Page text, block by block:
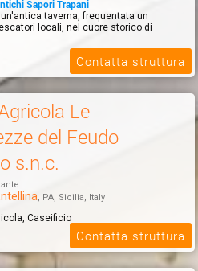
Sapori Trapani
taverna, frequentata un
locali, nel cuore storico di
Contatta struttura
Le
del Feudo
s.n.c.
, PA, Sicilia, Italy
Caseificio
del Feudo Pollichino
provenienti da pascoli biologici.
Contatta struttura